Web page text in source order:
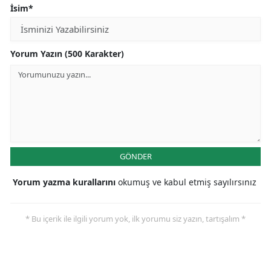
İsim*
Yorum Yazın (500 Karakter)
GÖNDER
Yorum yazma kurallarını okumuş ve kabul etmiş sayılırsınız
* Bu içerik ile ilgili yorum yok, ilk yorumu siz yazın, tartışalım *